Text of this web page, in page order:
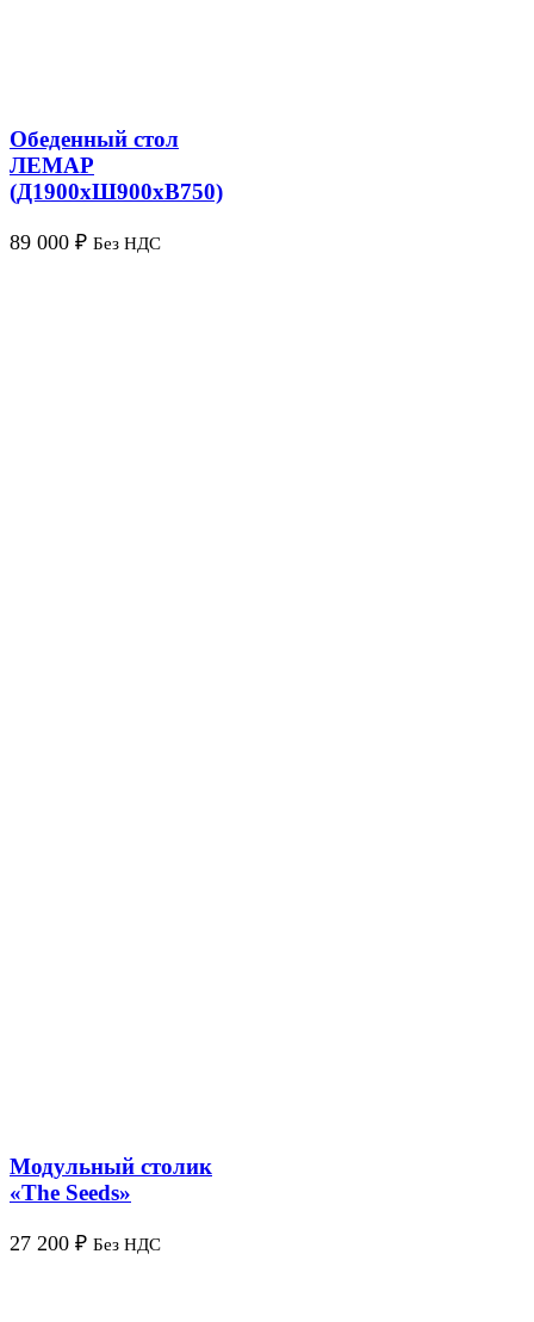
Обеденный стол
ЛЕМАР
(Д1900хШ900хВ750)
89 000 ₽ Без НДС
Модульный столик
«The Seeds»
27 200 ₽ Без НДС